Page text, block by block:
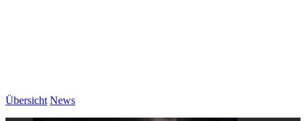
Übersicht News